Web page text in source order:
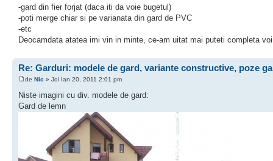
-gard din fier forjat (daca iti da voie bugetul)
-poti merge chiar si pe varianata din gard de PVC
-etc
Deocamdata atatea imi vin in minte, ce-am uitat mai puteti completa
Re: Garduri: modele de gard, variante constructive, poze
de Nic » Joi Ian 20, 2011 2:01 pm
Niste imagini cu div. modele de gard:
Gard de lemn